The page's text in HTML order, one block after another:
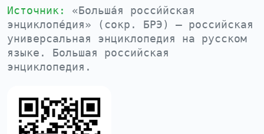
Источник: «Больша́я росси́йская
энциклопе́дия» (сокр. БРЭ) — российская
универсальная энциклопедия на русском
языке. Большая российская
энциклопедия.